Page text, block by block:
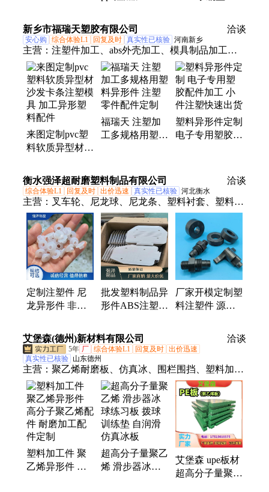
料PPS配件加工
定制 Y
加工 可来图来
样生产 实体厂
家
新乡市福瑞天塑胶有限公司 洽谈
安心购 综合体验L1 回复及时 真实性已核验 河南新乡
主营： 注塑件加工、abs外壳加工、模具制品加工、
塑料外壳加工、批发塑料件加工、塑胶异形零部件
OEM、塑料零部件开模加工、电子专用塑胶配件加
工、塑料异形件加工、异形塑胶件打样生产、尼龙制
品加工、注塑模具加工、注塑制品加工、注塑加工
OEM定制、小件注塑加工、定制注塑件
来图定制pvc塑
料软质异型材
具 加工异形塑
料配件
福瑞天 注塑加
工多规格用塑料
塑料异形件定制
电子专用塑胶配
衡水强泽超耐磨塑料制品有限公司
洽谈
综合体验L1 回复及时 出价迅速 真实性已核验 河北衡水
主营： 叉车轮、尼龙球、尼龙条、塑料衬套、塑料配
件、耐温塑料、尼龙轮、密封圈、密封件、聚四氟、
peek护套、peek轴套、peek衬套、peek齿轮、peek垫
片、peek注塑、白色实心、槽轮尼龙、尼龙链网、四
氟垫片、注塑抗压、尼龙叉车、制品注塑、尼龙脚
轮、尼龙垫片
定制注塑件 尼
龙异形件 非标
注塑塑料配件
按需定制
批发塑料制品异
形件ABS注塑加
龙件聚氨酯零件
pom浇注
厂家开模定制塑
料注塑件 源头
艾堡森(德州)新材料有限公司 洽谈
5年 厂 综合体验L1 回复及时 出价迅速
真实性已核验 山东德州
主营： 聚乙烯耐磨板、仿真冰、围栏围挡、塑料加工
件、铺路板、支腿垫板、耐磨衬板、超高分子量pe
板、HDPE锚固板、冰球场围栏
塑料加工件 聚
乙烯异形件 高
超高分子量聚乙
烯 滑步器冰球
艾堡森 upe板材
超高分子量聚乙